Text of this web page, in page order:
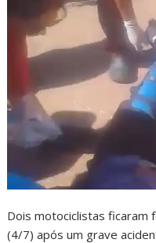
Dois motociclistas ficaram
(4/7) após um grave